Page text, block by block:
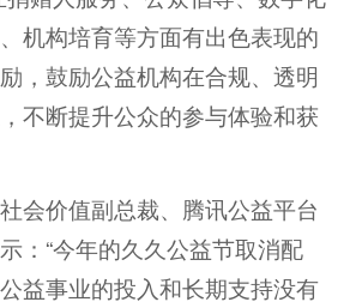
机构培育等方面有出色表现的
，鼓励公益机构在合规、透明
不断提升公众的参与体验和获
价值副总裁、腾讯公益平台
：“今年的久久公益节取消配
益事业的投入和长期支持没有